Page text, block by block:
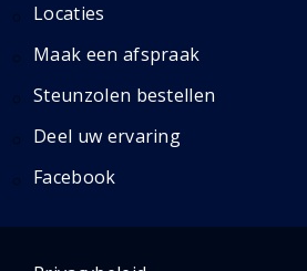
Locaties
Maak een afspraak
Steunzolen bestellen
Deel uw ervaring
Facebook